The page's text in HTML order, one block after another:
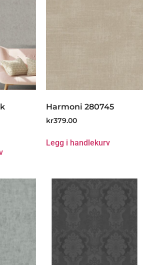
Harmoni 280745
kr379.00
Legg i handlekurv